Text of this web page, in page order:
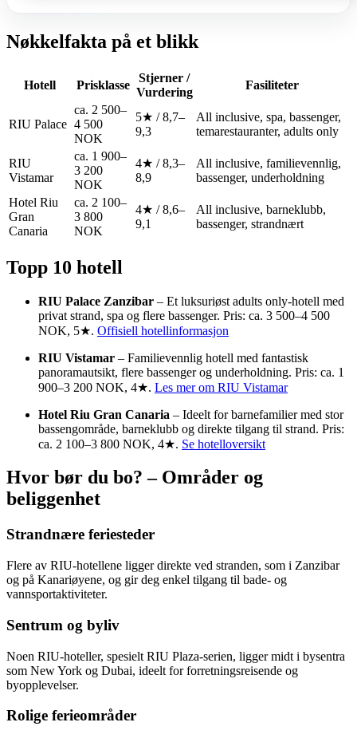
Nøkkelfakta på et blikk
Hotell Prisklasse
Stjerner /
Vurdering
Fasiliteter
RIU Palace
ca. 2 500–
4 500
NOK
5★ / 8,7–
9,3
All inclusive, spa, bassenger,
temarestauranter, adults only
RIU
Vistamar
ca. 1 900–
3 200
NOK
4★ / 8,3–
8,9
All inclusive, familievennlig,
bassenger, underholdning
Hotel Riu
Gran
Canaria
ca. 2 100–
3 800
NOK
4★ / 8,6–
9,1
All inclusive, barneklubb,
bassenger, strandnært
Topp 10 hotell
RIU Palace Zanzibar – Et luksuriøst adults only-hotell med
privat strand, spa og flere bassenger. Pris: ca. 3 500–4 500
NOK, 5★. Offisiell hotellinformasjon
RIU Vistamar – Familievennlig hotell med fantastisk
panoramautsikt, flere bassenger og underholdning. Pris: ca. 1
900–3 200 NOK, 4★. Les mer om RIU Vistamar
Hotel Riu Gran Canaria – Ideelt for barnefamilier med stor
bassengområde, barneklubb og direkte tilgang til strand. Pris:
ca. 2 100–3 800 NOK, 4★. Se hotelloversikt
Hvor bør du bo? – Områder og
beliggenhet
Strandnære feriesteder
Flere av RIU-hotellene ligger direkte ved stranden, som i Zanzibar
og på Kanariøyene, og gir deg enkel tilgang til bade- og
vannsportaktiviteter.
Sentrum og byliv
Noen RIU-hoteller, spesielt RIU Plaza-serien, ligger midt i bysentra
som New York og Dubai, ideelt for forretningsreisende og
byopplevelser.
Rolige ferieområder